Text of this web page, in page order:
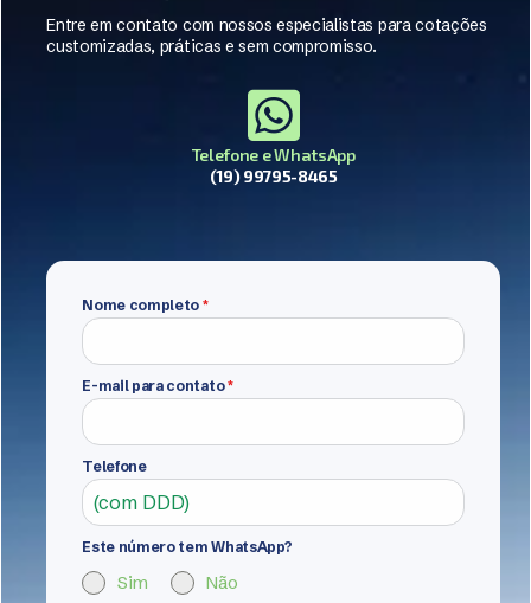
Entre em contato com nossos especialistas para cotações
customizadas, práticas e sem compromisso.
Telefone e WhatsApp
(19) 99795-8465
Nome completo *
E-mail para contato*
Telefone
Este número tem WhatsApp?
Sim Não